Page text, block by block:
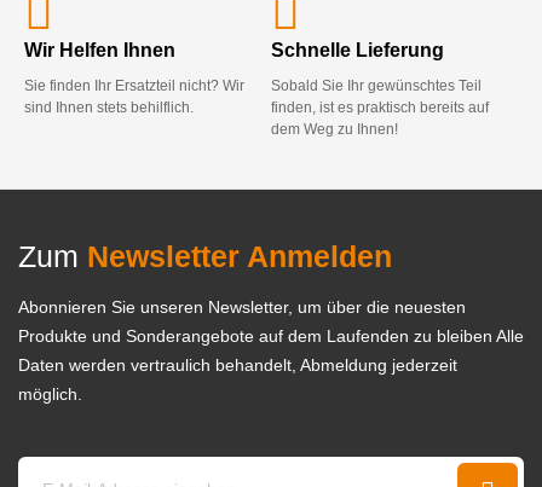
Wir Helfen Ihnen
Sie finden Ihr Ersatzteil nicht? Wir
sind Ihnen stets behilflich.
Schnelle Lieferung
Sobald Sie Ihr gewünschtes Teil
finden, ist es praktisch bereits auf
dem Weg zu Ihnen!
Zum Newsletter Anmelden
Abonnieren Sie unseren Newsletter, um über die neuesten
Produkte und Sonderangebote auf dem Laufenden zu bleiben Alle
Daten werden vertraulich behandelt, Abmeldung jederzeit
möglich.